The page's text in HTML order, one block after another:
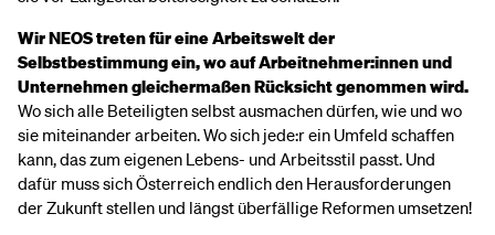
Wir NEOS treten für eine Arbeitswelt der
Selbstbestimmung ein, wo auf Arbeitnehmer:innen und
Unternehmen gleichermaßen Rücksicht genommen wird.
Wo sich alle Beteiligten selbst ausmachen dürfen, wie und wo
sie miteinander arbeiten. Wo sich jede:r ein Umfeld schaffen
kann, das zum eigenen Lebens- und Arbeitsstil passt. Und
dafür muss sich Österreich endlich den Herausforderungen
der Zukunft stellen und längst überfällige Reformen umsetzen!